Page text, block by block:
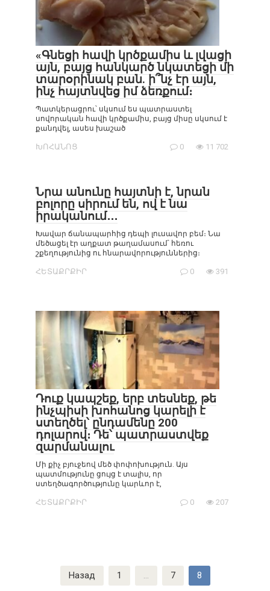
«Գնեցի հավի կրծքամիս և լվացի
այն, բայց հանկարծ նկատեցի մի
տարօրինակ բան. ի՞նչ էր այն,
ինչ հայտնվեց իմ ձեռքում։
Պատկերացրու՝ սկսում ես պատրաստել
սովորական հավի կրծքամիս, բայց միսը սկսում է
քանդվել, ասես խաշած
ԽՈՀԱՆՈՑ 0 11 702
Նրա անունը հայտնի է, նրան
բոլորը սիրում են, ով է նա
իրականում․․․
Խավար ճանապարհից դեպի լուսավոր բեմ։ Նա
մեծացել էր աղքատ թաղամասում՝ հեռու
շքեղությունից ու հնարավորություններից։
ՀԵՏԱՔՐՔԻՐ 0 391
Դուք կապշեք, երբ տեսնեք, թե
ինչպիսի խոհանոց կարելի է
ստեղծել՝ ընդամենը 200
դոլարով։ Դե՝ պատրաստվեք
զարմանալու
Մի քիչ բյուջեով մեծ փոփոխություն. Այս
պատմությունը ցույց է տալիս, որ
ստեղծագործությունը կարևոր է,
ՀԵՏԱՔՐՔԻՐ 0 207
Назад 1 … 7 8